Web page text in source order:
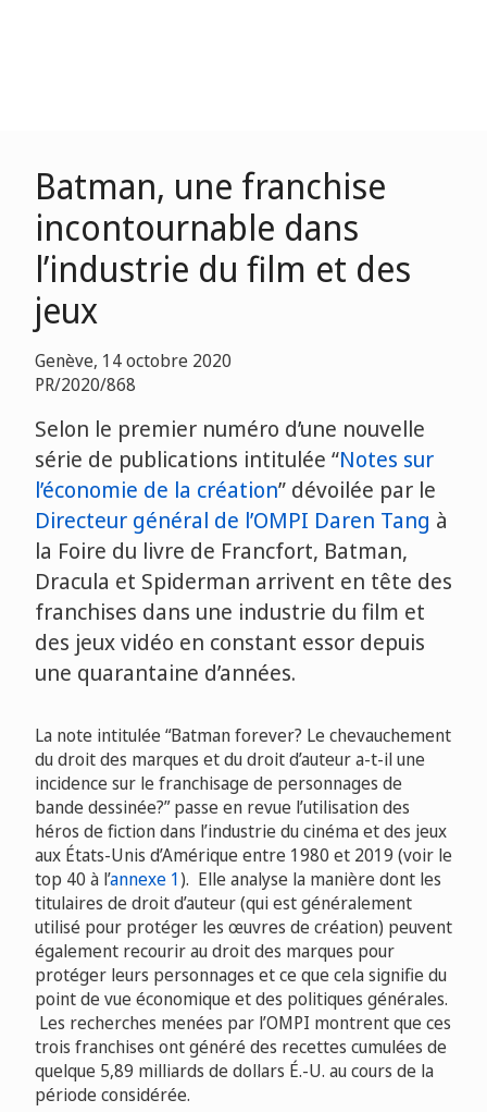
Batman, une franchise
incontournable dans
l’industrie du film et des
jeux
Genève, 14 octobre 2020
PR/2020/868
Selon le premier numéro d’une nouvelle
série de publications intitulée “Notes sur
l’économie de la création” dévoilée par le
Directeur général de l’OMPI Daren Tang à
la Foire du livre de Francfort, Batman,
Dracula et Spiderman arrivent en tête des
franchises dans une industrie du film et
des jeux vidéo en constant essor depuis
une quarantaine d’années.
La note intitulée “Batman forever? Le chevauchement
du droit des marques et du droit d’auteur a-t-il une
incidence sur le franchisage de personnages de
bande dessinée?” passe en revue l’utilisation des
héros de fiction dans l’industrie du cinéma et des jeux
aux États-Unis d’Amérique entre 1980 et 2019 (voir le
top 40 à l’annexe 1). Elle analyse la manière dont les
titulaires de droit d’auteur (qui est généralement
utilisé pour protéger les œuvres de création) peuvent
également recourir au droit des marques pour
protéger leurs personnages et ce que cela signifie du
point de vue économique et des politiques générales.
Les recherches menées par l’OMPI montrent que ces
trois franchises ont généré des recettes cumulées de
quelque 5,89 milliards de dollars É.-U. au cours de la
période considérée.